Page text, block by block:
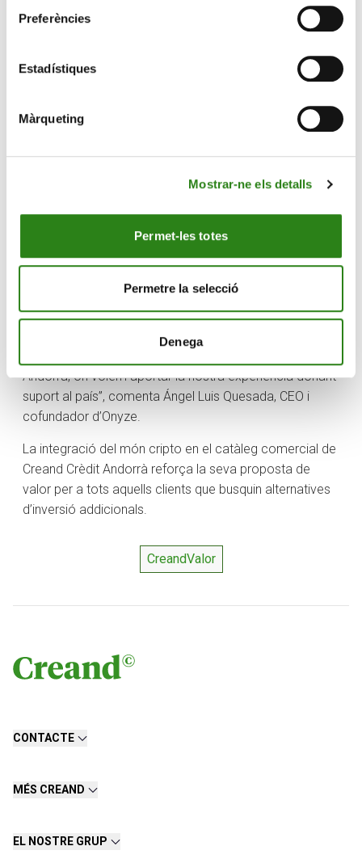
Preferències
Estadístiques
Màrqueting
Mostrar-ne els detalls
Permet-les totes
Permetre la selecció
Denega
estàndards europeus i sectorials en relació amb els
criptoactius.
“L’operativa amb criptodivises està àmpliament
assentada en diverses plataformes, però els inversors
integrat amb la resta de la seva cartera de productes
resposta a aquells clients que opten per aquest tipus
d’inversions aportant les garanties del sector bancari i
clar l’interès del mercat en les criptodivises. Ara, gràcies
a l’acord entre Creand i Onyze, podran fer-ho en un
entorn regulat i confiable. A més, aquest cas ens fa
Andorra, on volem aportar la nostra experiència donant
suport al país”, comenta Ángel Luis Quesada, CEO i
cofundador d’Onyze.
La integració del món cripto en el catàleg comercial de
Creand Crèdit Andorrà reforça la seva proposta de
valor per a tots aquells clients que busquin alternatives
d’inversió addicionals.
CreandValor
CONTACTE
MÉS CREAND
EL NOSTRE GRUP